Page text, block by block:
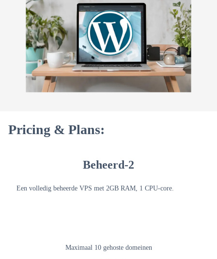
Pricing & Plans:
Beheerd-2
Een volledig beheerde VPS met 2GB RAM, 1 CPU-core.
Maximaal 10 gehoste domeinen